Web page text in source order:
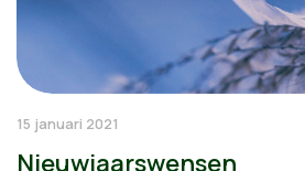
15 januari 2021
Nieuwjaarswensen